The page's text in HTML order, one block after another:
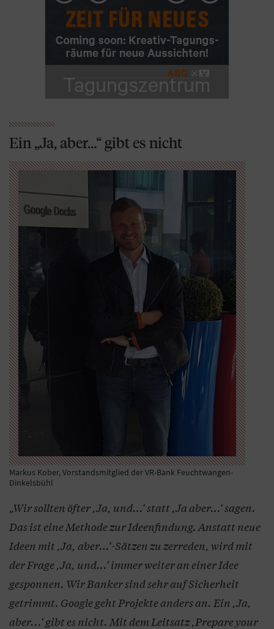
Ein „Ja, aber…“ gibt es nicht
Markus Kober, Vorstandsmitglied der VR-Bank Feuchtwangen-
Dinkelsbühl
„Wir sollten öfter ,Ja, und…‘ statt ,Ja aber…‘ sagen.
Das ist eine Methode zur Ideenfindung. Anstatt neue
Ideen mit ,Ja, aber…‘-Sätzen zu zerreden, wird mit
der Frage ,Ja, und…‘ immer weiter an einer Idee
gesponnen. Wir Banker sind sehr auf Sicherheit
getrimmt. Google geht Projekte anders an. Ein ,Ja,
aber...‘ gibt es nicht. Mit dem Leitsatz ,Prepare your